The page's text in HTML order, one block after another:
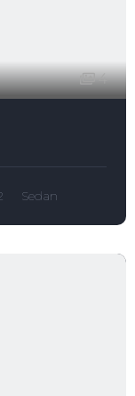
4
Sedan